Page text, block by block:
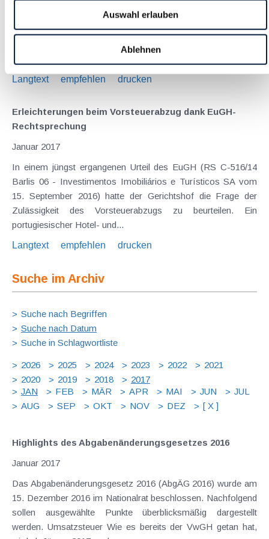
Auswahl erlauben
Ablehnen
Lohnabgaben (L, DB, DZ, GKK, Stadtkasse/Gemeinde) für
Dezember 2016 Fristen und Sonstiges Ab 1.1. Monatliche
Abgabe der Zusammenfassenden Meldung, ausgenommen
Langtext
empfehlen drucken
Erleichterungen beim Vorsteuerabzug dank EuGH-
Rechtsprechung
Januar 2017
In einem jüngst ergangenen Urteil des EuGH (RS C-516/14
Barlis 06 - Investimentos Imobiliários e Turísticos SA vom
15. September 2016) hatte der Gerichtshof die Frage der
Zulässigkeit des Vorsteuerabzugs zu beurteilen. Ein
portugiesischer Hotel- und...
Langtext
empfehlen drucken
Suche im Archiv
Suche nach Begriffen
Suche nach Datum
Suche in Schlagwortliste
2026 2025 2024 2023 2022
2021
2020
2019 2018
2017
JAN
FEB MÄR APR MAI JUN
JUL
AUG
SEP OKT NOV DEZ [ X ]
Highlights des Abgabenänderungsgesetzes 2016
Januar 2017
Das Abgabenänderungsgesetz 2016 (AbgÄG 2016) wurde am
15. Dezember 2016 im Nationalrat beschlossen. Nachfolgend
sollen ausgewählte Punkte überblicksmäßig dargestellt
werden. Umsatzsteuer Wie es bereits der VwGH getan hat,